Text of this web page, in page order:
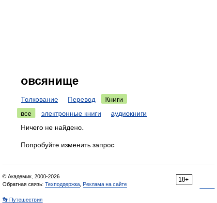
овсянище
Толкование Перевод
Книги
все
электронные книги
аудиокниги
Ничего не найдено.
Попробуйте изменить запрос
18+
© Академик, 2000-2026
Обратная связь: Техподдержка Реклама на сайте
👣 Путешествия